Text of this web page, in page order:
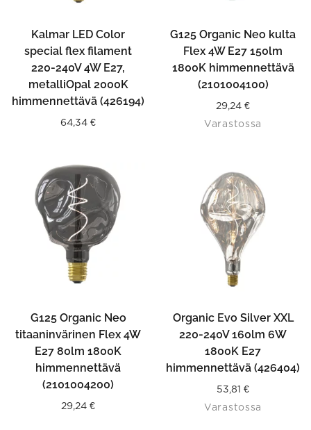
Kalmar LED Color
special flex filament
220-240V 4W E27,
metalliOpal 2000K
himmennettävä (426194)
64,34 €
G125 Organic Neo kulta
Flex 4W E27 150lm
1800K himmennettävä
(2101004100)
29,24 €
Varastossa
G125 Organic Neo
titaaninvärinen Flex 4W
E27 80lm 1800K
himmennettävä
(2101004200)
29,24 €
Organic Evo Silver XXL
220-240V 160lm 6W
1800K E27
himmennettävä (426404)
53,81 €
Varastossa